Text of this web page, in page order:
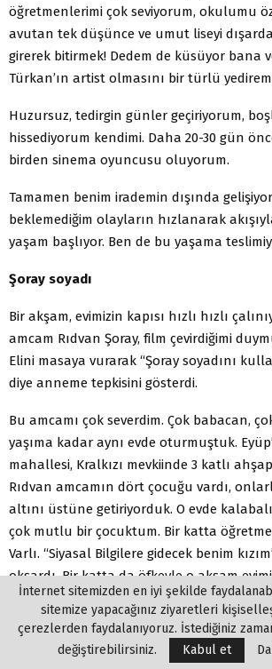
öğretmenlerimi çok seviyorum, okulumu
avutan tek düşünce ve umut liseyi
girerek bitirmek! Dedem de küsüyor bana
Türkan’ın artist olmasını bir türlü
Huzursuz, tedirgin günler geçiriyorum,
hissediyorum kendimi. Daha 20-30 gün
birden sinema oyuncusu oluyorum.
Tamamen benim irademin dışında
beklemediğim olayların hızlanarak
yaşam başlıyor. Ben de bu yaşama
Şoray soyadı
Bir akşam, evimizin kapısı hızlı hızlı
amcam Rıdvan Şoray, film çevirdiğimi
Elini masaya vurarak “Şoray soyadını
diye anneme tepkisini gösterdi.
Bu amcamı çok severdim. Çok babacan,
yaşıma kadar aynı evde oturmuştuk.
mahallesi, Kralkızı mevkiinde 3 katlı
Rıdvan amcamın dört çocuğu vardı,
altını üstüne getiriyorduk. O evde
çok mutlu bir çocuktum. Bir katta
Varlı. “Siyasal Bilgilere gidecek benim
okşardı. Bir katta da öfkeyle o akşam
Rıdvan Şoray. Cumhuriyet Halk Partisi
kollarında görevliydi. En alt katı da
ayırmışlardı, biz oturuyorduk.
İnternet sitemizden en iyi şekilde
sitemize yapacağınız ziyaretleri
çerezlerden faydalanıyoruz. İstediğiniz
değiştirebilirsiniz.
Kabul et